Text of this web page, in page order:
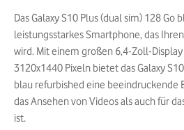
Das Galaxy S10 Plus (dual sim) 128 Go
leistungsstarkes Smartphone, das
wird. Mit einem großen 6,4-Zoll-
3120x1440 Pixeln bietet das Galaxy
blau refurbished eine beeindruckende
das Ansehen von Videos als auch für
ist.